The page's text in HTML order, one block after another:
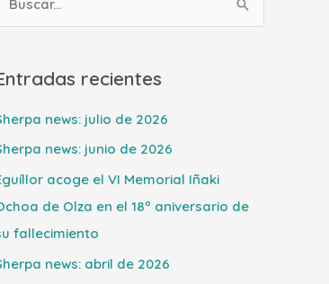
recientes
news: julio de 2026
news: junio de 2026
acoge el VI Memorial Iñaki
de Olza en el 18º aniversario de
fallecimiento
news: abril de 2026